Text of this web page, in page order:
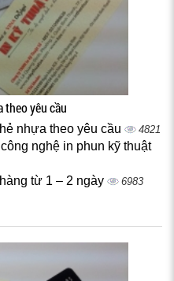
yêu cầu
nhựa theo yêu cầu 4821
nghệ in phun kỹ thuật
từ 1 – 2 ngày 6983